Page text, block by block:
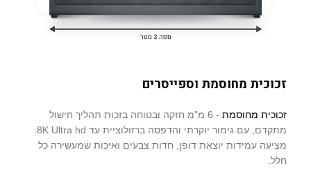
זכוכית מחוסמת וספייסרים
זכוכית מחוסמת
- 6 מ"מ חזקה ובטוחה בזכות תהליך חישול
מציעה עמידות יוצאת דופן, חדות צבעים ואיכות שמעשירה כל
חלל.